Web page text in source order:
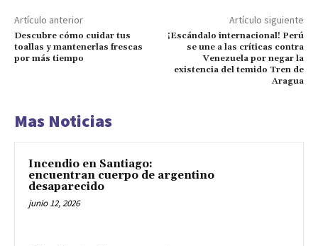
Artículo anterior
Descubre cómo cuidar tus
toallas y mantenerlas frescas
por más tiempo
Artículo siguiente
¡Escándalo internacional! Perú
se une a las críticas contra
Venezuela por negar la
existencia del temido Tren de
Aragua
Mas Noticias
Incendio en Santiago:
encuentran cuerpo de argentino
desaparecido
junio 12, 2026